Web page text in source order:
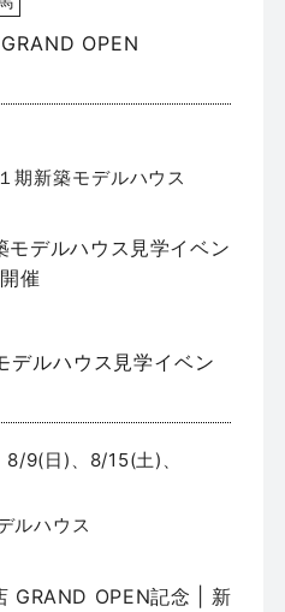
OPEN
期新築モデルハウス
デルハウス見学イベン
9(日)、8/15(土)、
ルハウス